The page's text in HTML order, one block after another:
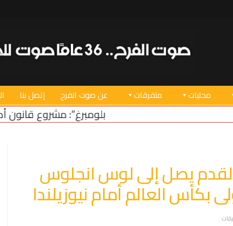
محليات متفرقات عن صوت الفرح إتصل بنا
“بلومبرغ”: مشروع قانون أميركي لدعم استقرار
يصل إلى لوس انجلوس
بكأس العالم أمام نيوزيلندا